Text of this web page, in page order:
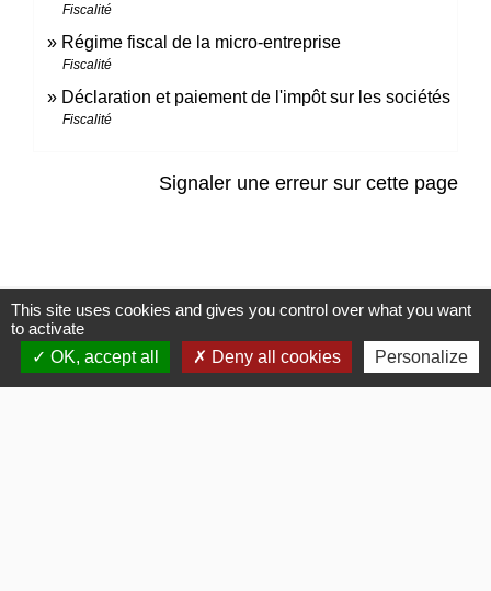
Fiscalité
Régime fiscal de la micro-entreprise
Fiscalité
Déclaration et paiement de l'impôt sur les sociétés
Fiscalité
Signaler une erreur sur cette page
Contacts
Commune de Gommerville
85 Rue du Comte Louis HOCQUART DE TURTOT
This site uses cookies and gives you control over what you want
to activate
OK, accept all
Deny all cookies Personalize